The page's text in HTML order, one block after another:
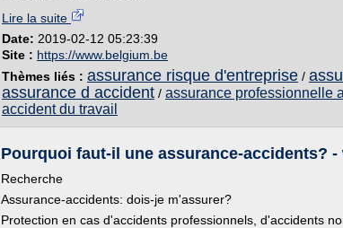
Lire la suite
Date: 2019-02-12 05:23:39
Site : https://www.belgium.be
Thèmes liés : assurance risque d'entreprise /
assurance d accident / assurance professionnelle
accident du travail
Pourquoi faut-il une assurance-accidents? -
Recherche
Assurance-accidents: dois-je m'assurer?
Protection en cas d'accidents professionnels, d'accidents